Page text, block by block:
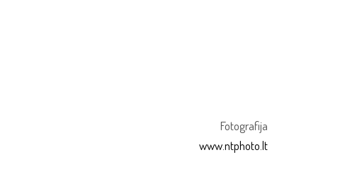
Fotografija
www.ntphoto.lt